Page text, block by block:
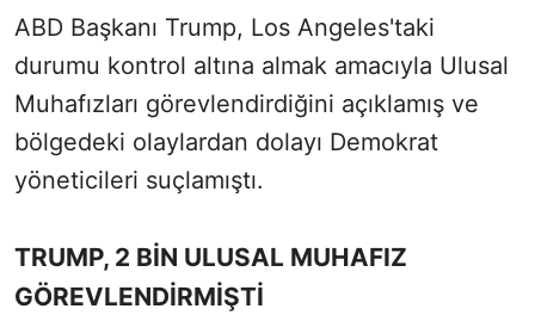
ABD Başkanı Trump, Los Angeles'taki
durumu kontrol altına almak amacıyla Ulusal
Muhafızları görevlendirdiğini açıklamış ve
bölgedeki olaylardan dolayı Demokrat
yöneticileri suçlamıştı.
TRUMP, 2 BİN ULUSAL MUHAFIZ
GÖREVLENDİRMİŞTİ